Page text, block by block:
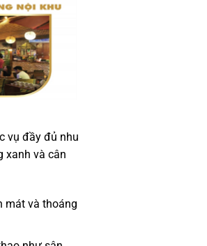
vụ đầy đủ nhu
xanh và cân
mát và thoáng